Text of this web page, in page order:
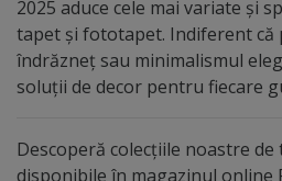
2025 aduce cele mai variate și
tapet și fototapet. Indiferent că
îndrăzneț sau minimalismul
soluții de decor pentru fiecare
Descoperă colecțiile noastre
disponibile în magazinul online